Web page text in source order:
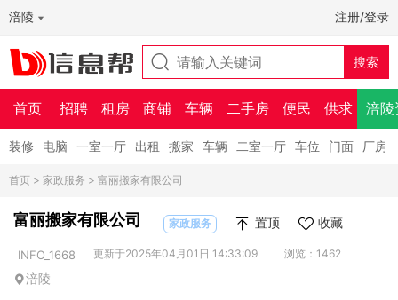
涪陵 注册/登录
首页 招聘 租房 商铺 车辆 二手房 便民 供求 涪陵
装修 电脑 一室一厅 出租 搬家 车辆 二室一厅 车位 门面 厂房
首页 > 家政服务 > 富丽搬家有限公司
富丽搬家有限公司 家政服务 置顶 收藏
INFO_1668 更新于2025年04月01日 14:33:09 浏览：1462
涪陵